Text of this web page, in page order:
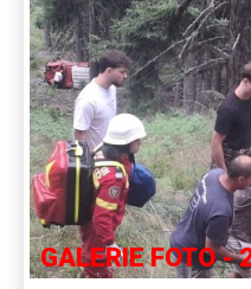
GALERIE FOTO